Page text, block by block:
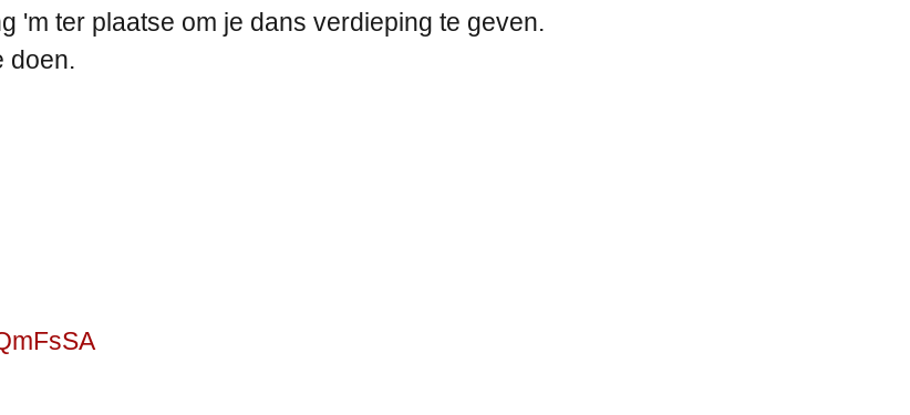
'm ter plaatse om je dans verdieping te geven.
doen.